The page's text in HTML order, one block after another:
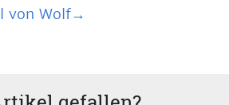
von Wolf→